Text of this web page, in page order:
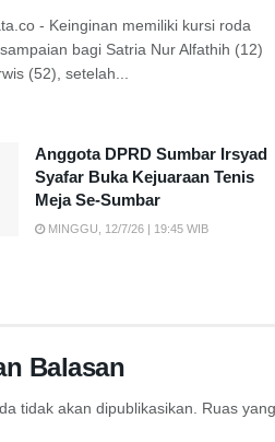
- Keinginan memiliki kursi roda
bagi Satria Nur Alfathih (12)
(52), setelah...
Anggota DPRD Sumbar Irsyad
Syafar Buka Kejuaraan Tenis
Meja Se-Sumbar
MINGGU, 12/7/26 | 19:45 WIB
Balasan
tidak akan dipublikasikan. Ruas